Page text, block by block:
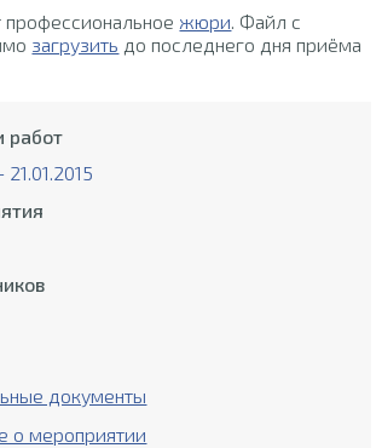
жюри. Файл с
загрузить до последнего дня приёма
работ
21.01.2015
документы
о мероприятии